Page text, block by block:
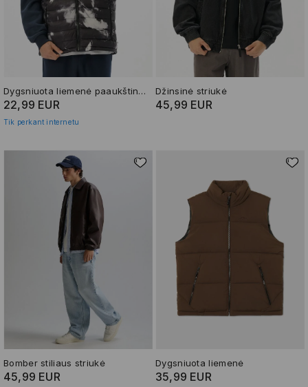
Dygsniuota liemenė paaukštinta apykakle
22,99 EUR
Tik perkant internetu
Džinsinė striukė
45,99 EUR
Bomber stiliaus striukė
45,99 EUR
Dygsniuota liemenė
35,99 EUR